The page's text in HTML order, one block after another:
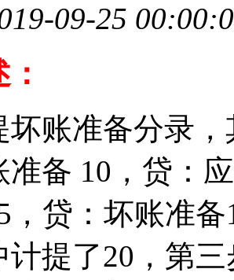
09-25
坏账准备分录
准备 10，贷：
，贷：坏账准
计提了20，第